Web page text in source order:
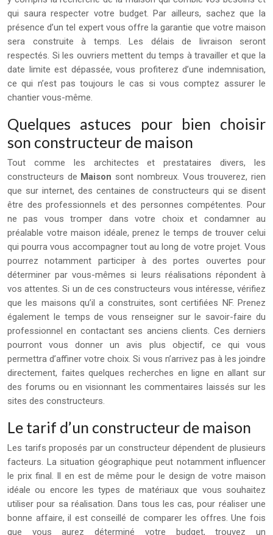
qui saura respecter votre budget. Par ailleurs, sachez que la
présence d’un tel expert vous offre la garantie que votre maison
sera construite à temps. Les délais de livraison seront
respectés. Si les ouvriers mettent du temps à travailler et que la
date limite est dépassée, vous profiterez d’une indemnisation,
ce qui n’est pas toujours le cas si vous comptez assurer le
chantier vous-même.
Quelques astuces pour bien choisir
son constructeur de maison
Tout comme les architectes et prestataires divers, les
constructeurs de Maison sont nombreux. Vous trouverez, rien
que sur internet, des centaines de constructeurs qui se disent
être des professionnels et des personnes compétentes. Pour
ne pas vous tromper dans votre choix et condamner au
préalable votre maison idéale, prenez le temps de trouver celui
qui pourra vous accompagner tout au long de votre projet. Vous
pourrez notamment participer à des portes ouvertes pour
déterminer par vous-mêmes si leurs réalisations répondent à
vos attentes. Si un de ces constructeurs vous intéresse, vérifiez
que les maisons qu’il a construites, sont certifiées NF. Prenez
également le temps de vous renseigner sur le savoir-faire du
professionnel en contactant ses anciens clients. Ces derniers
pourront vous donner un avis plus objectif, ce qui vous
permettra d’affiner votre choix. Si vous n’arrivez pas à les joindre
directement, faites quelques recherches en ligne en allant sur
des forums ou en visionnant les commentaires laissés sur les
sites des constructeurs.
Le tarif d’un constructeur de maison
Les tarifs proposés par un constructeur dépendent de plusieurs
facteurs. La situation géographique peut notamment influencer
le prix final. Il en est de même pour le design de votre maison
idéale ou encore les types de matériaux que vous souhaitez
utiliser pour sa réalisation. Dans tous les cas, pour réaliser une
bonne affaire, il est conseillé de comparer les offres. Une fois
que vous aurez déterminé votre budget, trouvez un